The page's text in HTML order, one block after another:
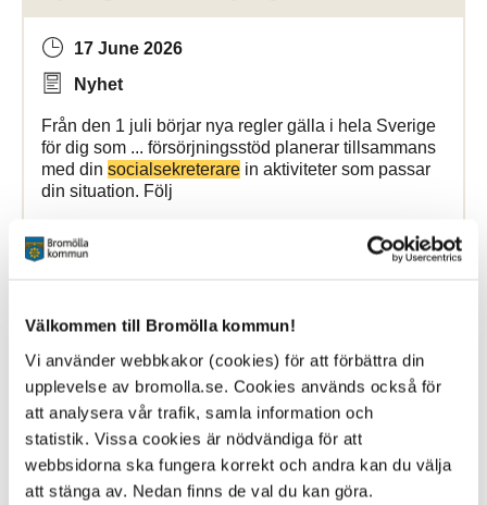
Välkommen till Bromölla kommun!
Vi använder webbkakor (cookies) för att förbättra din
upplevelse av bromolla.se. Cookies används också för
att analysera vår trafik, samla information och
statistik. Vissa cookies är nödvändiga för att
webbsidorna ska fungera korrekt och andra kan du välja
att stänga av. Nedan finns de val du kan göra.
17 June 2026
Nyhet
Från den 1 juli börjar nya regler gälla i hela Sverige
för dig som ... försörjningsstöd planerar tillsammans
med din socialsekreterare in aktiviteter som passar
din situation. Följ
Aktivitetskravet
17 June 2026
Webbsida
kan aktiviteterna vara? Tillsammans med din
socialsekreterareplanerar ni vilka aktiviteter som